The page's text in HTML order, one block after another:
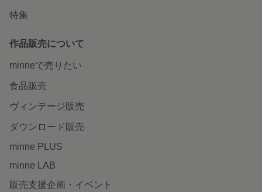
特集
作品販売について
minneで売りたい
食品販売
ヴィンテージ販売
ダウンロード販売
minne PLUS
minne LAB
販売支援企画・イベント